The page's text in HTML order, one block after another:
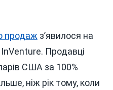
продаж з’явилося на
InVenture. Продавці
США за 100%
ніж рік тому, коли